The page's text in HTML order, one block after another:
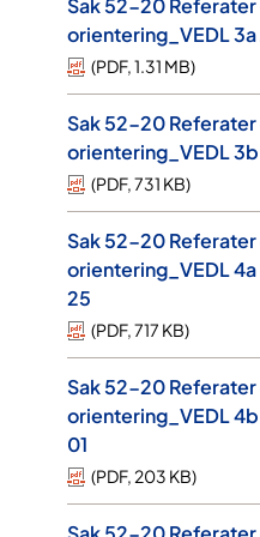
Sak 52-20
orientering_VEDL
(PDF,1.31 MB)
Sak 52-20
orientering_VEDL
(PDF,731 KB)
Sak 52-20
orientering_VEDL
25
(PDF,717 KB)
Sak 52-20
orientering_VEDL
01
(PDF, 203 KB)